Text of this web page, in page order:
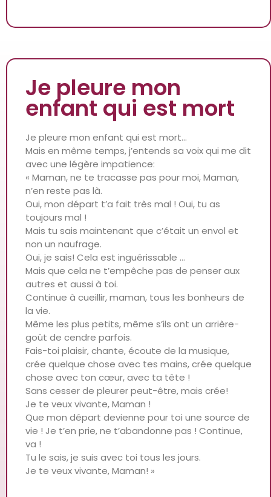
Je pleure mon
enfant qui est mort
Je pleure mon enfant qui est mort…
Mais en même temps, j’entends sa voix qui me dit
avec une légère impatience:
« Maman, ne te tracasse pas pour moi, Maman,
n’en reste pas là.
Oui, mon départ t’a fait très mal ! Oui, tu as
toujours mal !
Mais tu sais maintenant que c’était un envol et
non un naufrage.
Oui, je sais! Cela est inguérissable …
Mais que cela ne t’empêche pas de penser aux
autres et aussi à toi.
Continue à cueillir, maman, tous les bonheurs de
la vie.
Même les plus petits, même s’ils ont un arrière-
goût de cendre parfois.
Fais-toi plaisir, chante, écoute de la musique,
crée quelque chose avec tes mains, crée quelque
chose avec ton cœur, avec ta tête !
Sans cesser de pleurer peut-être, mais crée!
Je te veux vivante, Maman !
Que mon départ devienne pour toi une source de
vie ! Je t’en prie, ne t’abandonne pas ! Continue,
va !
Tu le sais, je suis avec toi tous les jours.
Je te veux vivante, Maman! »